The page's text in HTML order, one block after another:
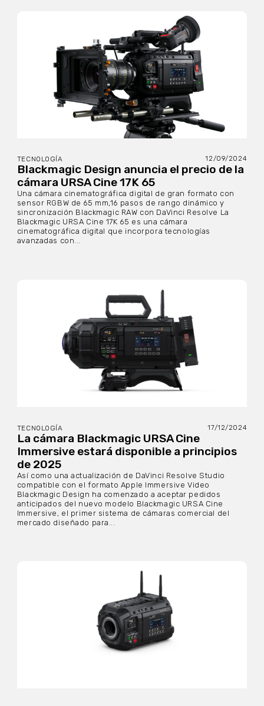
TECNOLOGÍA 12/09/2024
Blackmagic Design anuncia el precio de la
cámara URSA Cine 17K 65
Una cámara cinematográfica digital de gran formato con
sensor RGBW de 65 mm,16 pasos de rango dinámico y
sincronización Blackmagic RAW con DaVinci Resolve La
Blackmagic URSA Cine 17K 65 es una cámara
cinematográfica digital que incorpora tecnologías
avanzadas con...
TECNOLOGÍA 17/12/2024
La cámara Blackmagic URSA Cine
Immersive estará disponible a principios
de 2025
Así como una actualización de DaVinci Resolve Studio
compatible con el formato Apple Immersive Video
Blackmagic Design ha comenzado a aceptar pedidos
anticipados del nuevo modelo Blackmagic URSA Cine
Immersive, el primer sistema de cámaras comercial del
mercado diseñado para...